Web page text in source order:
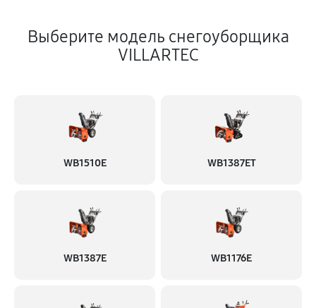
Выберите модель снегоуборщика
VILLARTEC
WB1510E WB1387ET
WB1387E WB1176E